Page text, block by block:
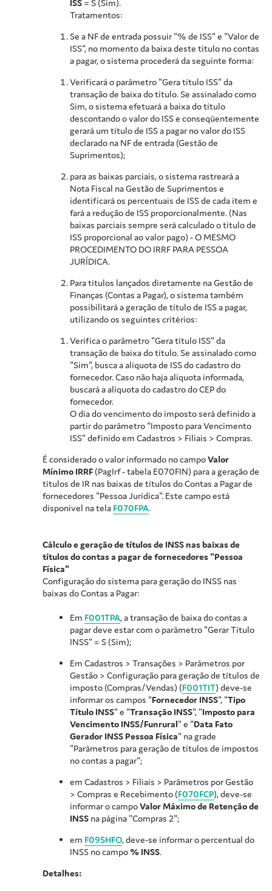
ISS = S (Sim).
Tratamentos:
Se a NF de entrada possuir "% de ISS" e "Valor de
ISS", no momento da baixa deste título no contas
a pagar, o sistema procederá da seguinte forma:
Verificará o parâmetro "Gera título ISS" da
transação de baixa do título. Se assinalado como
Sim, o sistema efetuará a baixa do título
descontando o valor do ISS e conseqüentemente
gerará um título de ISS a pagar no valor do ISS
declarado na NF de entrada (Gestão de
Suprimentos);
para as baixas parciais, o sistema rastreará a
Nota Fiscal na Gestão de Suprimentos e
identificará os percentuais de ISS de cada item e
fará a redução de ISS proporcionalmente. (Nas
baixas parciais sempre será calculado o título de
ISS proporcional ao valor pago) - O MESMO
PROCEDIMENTO DO IRRF PARA PESSOA
JURÍDICA.
Para títulos lançados diretamente na Gestão de
Finanças (Contas a Pagar), o sistema também
possibilitará a geração de título de ISS a pagar,
utilizando os seguintes critérios:
Verifica o parâmetro "Gera título ISS" da
transação de baixa do título. Se assinalado como
"Sim", busca a alíquota de ISS do cadastro do
fornecedor. Caso não haja alíquota informada,
buscará a alíquota do cadastro do CEP do
fornecedor.
O dia do vencimento do imposto será definido a
partir do parâmetro "Imposto para Vencimento
ISS" definido em Cadastros > Filiais > Compras.
É considerado o valor informado no campoValor
Mínimo IRRF (PagIrf - tabela E070FIN) para a geração de
títulos de IR nas baixas de títulos do Contas a Pagar de
fornecedores "Pessoa Jurídica". Este campo está
disponível na tela F070FPA.
Cálculo e geração de títulos de INSS nas baixas de
títulos do contas a pagar de fornecedores "Pessoa
Física"
Configuração do sistema para geração do INSS nas
baixas do Contas a Pagar:
Em F001TPA, a transação de baixa do contas a
pagar deve estar com o parâmetro "Gerar Título
INSS" = S (Sim);
Em Cadastros > Transações > Parâmetros por
Gestão > Configuração para geração de títulos de
imposto (Compras/Vendas) (F001TIT) deve-se
informar os campos "Fornecedor INSS", "Tipo
Título INSS" e "Transação INSS", "Imposto para
Vencimento INSS/Funrural" e "Data Fato
Gerador INSS Pessoa Física" na grade
"Parâmetros para geração de títulos de impostos
no contas a pagar";
em Cadastros > Filiais > Parâmetros por Gestão
> Compras e Recebimento (F070FCP), deve-se
informar o campoValor Máximo de Retenção de
INSS na página "Compras 2";
em F095HFO, deve-se informar o percentual do
INSS no campo% INSS.
Detalhes: